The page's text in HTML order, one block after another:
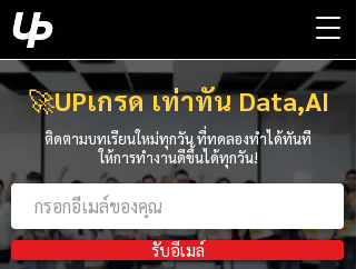
🚀UPเกรด เท่าทัน Data,AI
ติดตามบทเรียนใหม่ทุกวัน ที่ทดลองทำได้ทันที
ให้การทำงานดีขึ้นได้ทุกวัน!
รับอีเมล์